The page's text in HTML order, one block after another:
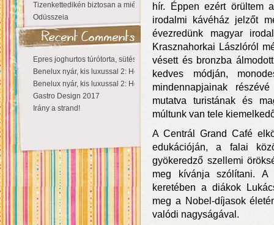
Tizenkettedikén biztosan a miénk a Sziget!
Odüsszeia
Epres joghurtos túrótorta, sütés nélkül
Benelux nyár, kis luxussal 2: Hollandia
Benelux nyár, kis luxussal 2: Hollandia
Gastro Design 2017
Irány a strand!
hír. Éppen ezért örültem
irodalmi kávéház jelzőt
évezredünk magyar
Krasznahorkai Lászlóról
vésett és bronzba
kedves módján,
mindennapjainak
mutatva turistának és
múltunk van tele
A Centrál Grand Café
edukációján, a falai
gyökeredző szellemi
meg kívánja szólítani. A
keretében a diákok
meg a Nobel-díjasok
valódi nagyságával.